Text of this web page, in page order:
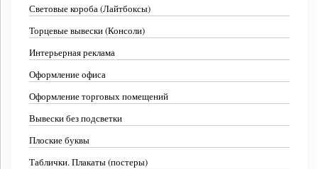
Световые короба (Лайтбоксы)
Торцевые вывески (Консоли)
Интерьерная реклама
Оформление офиса
Оформление торговых помещений
Вывески без подсветки
Плоские буквы
Таблички. Плакаты (постеры)